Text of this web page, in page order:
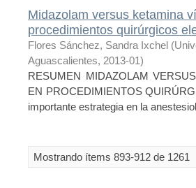
Midazolam versus ketamina
procedimientos quirúrgicos
Flores Sánchez, Sandra Ixchel (
Aguascalientes, 2013-01)
RESUMEN MIDAZOLAM
EN PROCEDIMIENTOS
importante estrategia en la
Mostrando ítems 893-912 de 1261